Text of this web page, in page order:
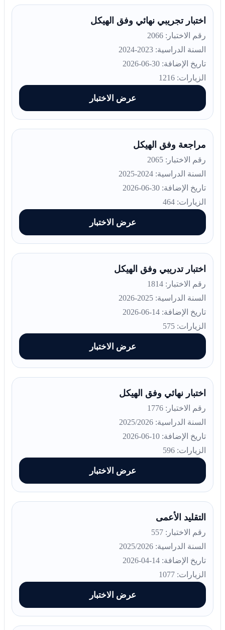
اختبار تجريبي نهائي وفق الهيكل
رقم الاختبار: 2066
السنة الدراسية: 2023-2024
تاريخ الإضافة: 30-06-2026
الزيارات: 1216
عرض الاختبار
مراجعة وفق الهيكل
رقم الاختبار: 2065
السنة الدراسية: 2024-2025
تاريخ الإضافة: 30-06-2026
الزيارات: 464
عرض الاختبار
اختبار تدريبي وفق الهيكل
رقم الاختبار: 1814
السنة الدراسية: 2025-2026
تاريخ الإضافة: 14-06-2026
الزيارات: 575
عرض الاختبار
اختبار نهائي وفق الهيكل
رقم الاختبار: 1776
السنة الدراسية: 2025/2026
تاريخ الإضافة: 10-06-2026
الزيارات: 596
عرض الاختبار
التقليد الأعمى
رقم الاختبار: 557
السنة الدراسية: 2025/2026
تاريخ الإضافة: 14-04-2026
الزيارات: 1077
عرض الاختبار